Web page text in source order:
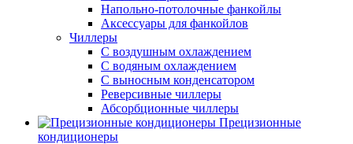
Напольно-потолочные фанкойлы
Аксессуары для фанкойлов
Чиллеры
С воздушным охлаждением
С водяным охлаждением
С выносным конденсатором
Реверсивные чиллеры
Абсорбционные чиллеры
Прецизионные
кондиционеры